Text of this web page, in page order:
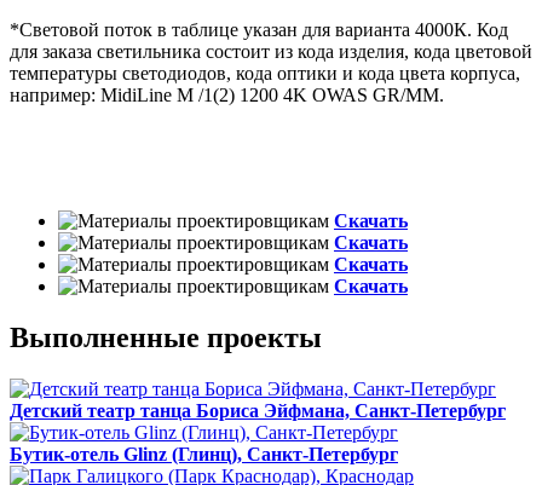
*Световой поток в таблице указан для варианта 4000К. Код
для заказа светильника состоит из кода изделия, кода цветовой
температуры светодиодов, кода оптики и кода цвета корпуса,
например: MidiLine М /1(2) 1200 4K OWAS GR/MM.
Скачать
Скачать
Скачать
Скачать
Выполненные проекты
Детский театр танца Бориса Эйфмана, Санкт-Петербург
Бутик-отель Glinz (Глинц), Санкт-Петербург